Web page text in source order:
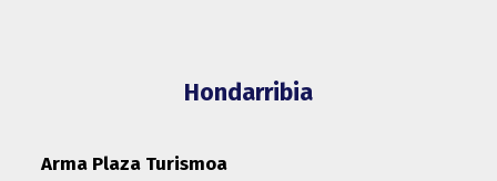
Hondarribia
Arma Plaza Turismoa